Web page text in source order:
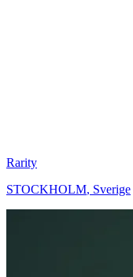
Rarity
STOCKHOLM, Sverige